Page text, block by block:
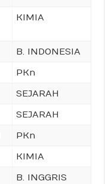
KIMIA
B. INDONESIA
PKn
SEJARAH
SEJARAH
PKn
KIMIA
B. INGGRIS